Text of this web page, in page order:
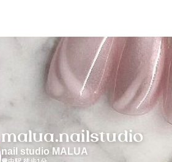
malua.nailstudio
nail studio MALUA